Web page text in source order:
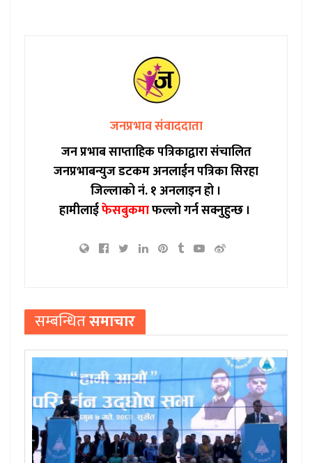
जनप्रभाव संवाददाता
जन प्रभाब साप्ताहिक पत्रिकाद्वारा संचालित
जनप्रभाबन्युज डटकम अनलाईन पत्रिका सिरहा
जिल्लाको नं. १ अनलाइन हो ।
हामीलाईफेसबुकमाफल्लो गर्न सक्नुहुन्छ ।
सम्बन्धितसमाचार